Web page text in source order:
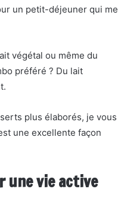
un petit-déjeuner qui me
végétal ou même du
préféré ? Du lait
plus élaborés, je vous
une excellente façon
une vie active